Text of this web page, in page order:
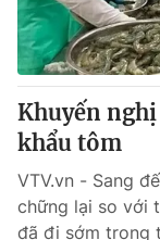
Khuyến
khẩu tôm
VTV.vn - Sang
chững lại so với
đã đi sớm trong